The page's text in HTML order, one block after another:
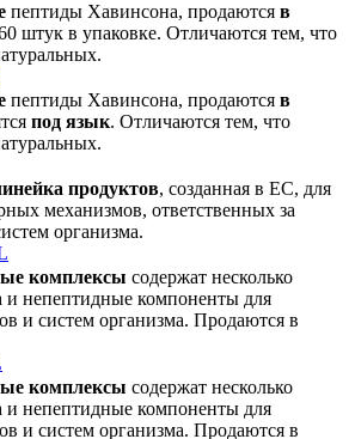
пептиды Хавинсона, продаются в
штук в упаковке. Отличаются тем, что
пептиды Хавинсона, продаются в
под язык. Отличаются тем, что
продуктов, созданная в ЕС, для
механизмов, ответственных за
организма.
комплексы содержат несколько
и непептидные компоненты для
и систем организма. Продаются в
комплексы содержат несколько
и непептидные компоненты для
и систем организма. Продаются в